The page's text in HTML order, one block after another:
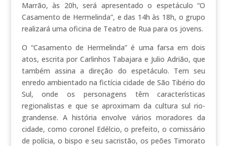
Marrão, às 20h, será apresentado o espetáculo “O
Casamento de Hermelinda”, e das 14h às 18h, o grupo
realizará uma oficina de Teatro de Rua para os jovens.
O “Casamento de Hermelinda” é uma farsa em dois
atos, escrita por Carlinhos Tabajara e Julio Adrião, que
também assina a direção do espetáculo. Tem seu
enredo ambientado na fictícia cidade de São Tibério do
Sul, onde os personagens têm características
regionalistas e que se aproximam da cultura sul rio-
grandense. A história envolve vários moradores da
cidade, como coronel Edélcio, o prefeito, o comissário
de polícia, o bispo e seu sacristão, os peões Timorato